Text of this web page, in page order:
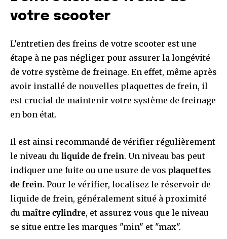
votre scooter
L’entretien des freins de votre scooter est une
étape à ne pas négliger pour assurer la longévité
de votre système de freinage. En effet, même après
avoir installé de nouvelles plaquettes de frein, il
est crucial de maintenir votre système de freinage
en bon état.
Il est ainsi recommandé de vérifier régulièrement
le niveau du liquide de frein. Un niveau bas peut
indiquer une fuite ou une usure de vos plaquettes
de frein. Pour le vérifier, localisez le réservoir de
liquide de frein, généralement situé à proximité
du maître cylindre, et assurez-vous que le niveau
se situe entre les marques "min" et "max".